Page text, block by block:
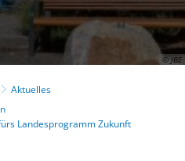
© JBE
Aktuelles
Landesprogramm Zukunft